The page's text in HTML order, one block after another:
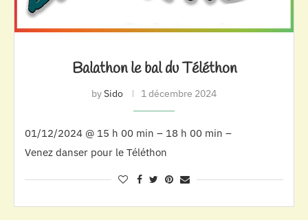
Balathon le bal du Téléthon
bySido 1 décembre 2024
01/12/2024 @ 15 h 00 min – 18 h 00 min –
Venez danser pour le Téléthon